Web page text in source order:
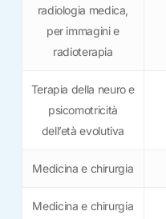
radiologia medica,
per immagini e
radioterapia
Terapia della neuro e
psicomotricità
dell’età evolutiva
Medicina e chirurgia
Medicina e chirurgia